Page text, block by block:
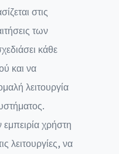
στις
των
κάθε
και να
λειτουργία
χρήστη
λειτουργίες, να